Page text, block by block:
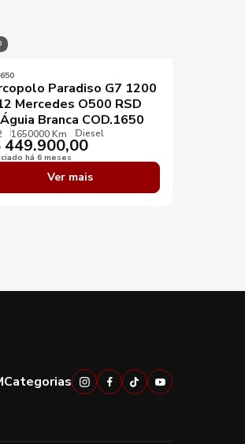
Paradiso G7 1200
Mercedes O500 RSD
Branca COD.1650
1650000 Km Diesel
449.900,00
há 6 meses
Ver mais
Categorias